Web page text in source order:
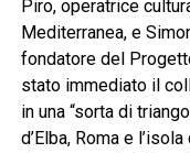
Piro, operatrice
Mediterranea, e
fondatore del
stato immediato il
in una “sorta di
d’Elba, Roma e